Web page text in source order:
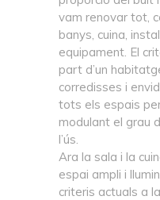
vam renovar tot,
banys, cuina,
equipament. El
part d’un
corredisses i
tots els espais
modulant el grau
l’ús.
Ara la sala i la
espai ampli i
criteris actuals a